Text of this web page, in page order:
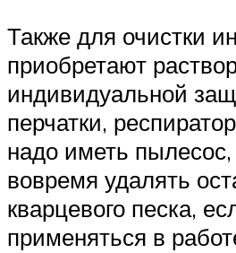
Также для очистки
приобретают
индивидуальной
перчатки,
надо иметь
вовремя удалять
кварцевого песка,
применяться в